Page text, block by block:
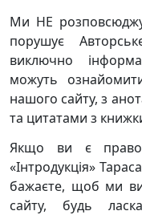
Ми НЕ
порушує
виключно
можуть
нашого сайту, з
та цитатами з
Якщо ви є
«Інтродукція»
бажаєте, щоб ми
сайту, будь